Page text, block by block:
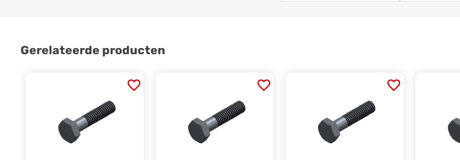
Gerelateerde producten